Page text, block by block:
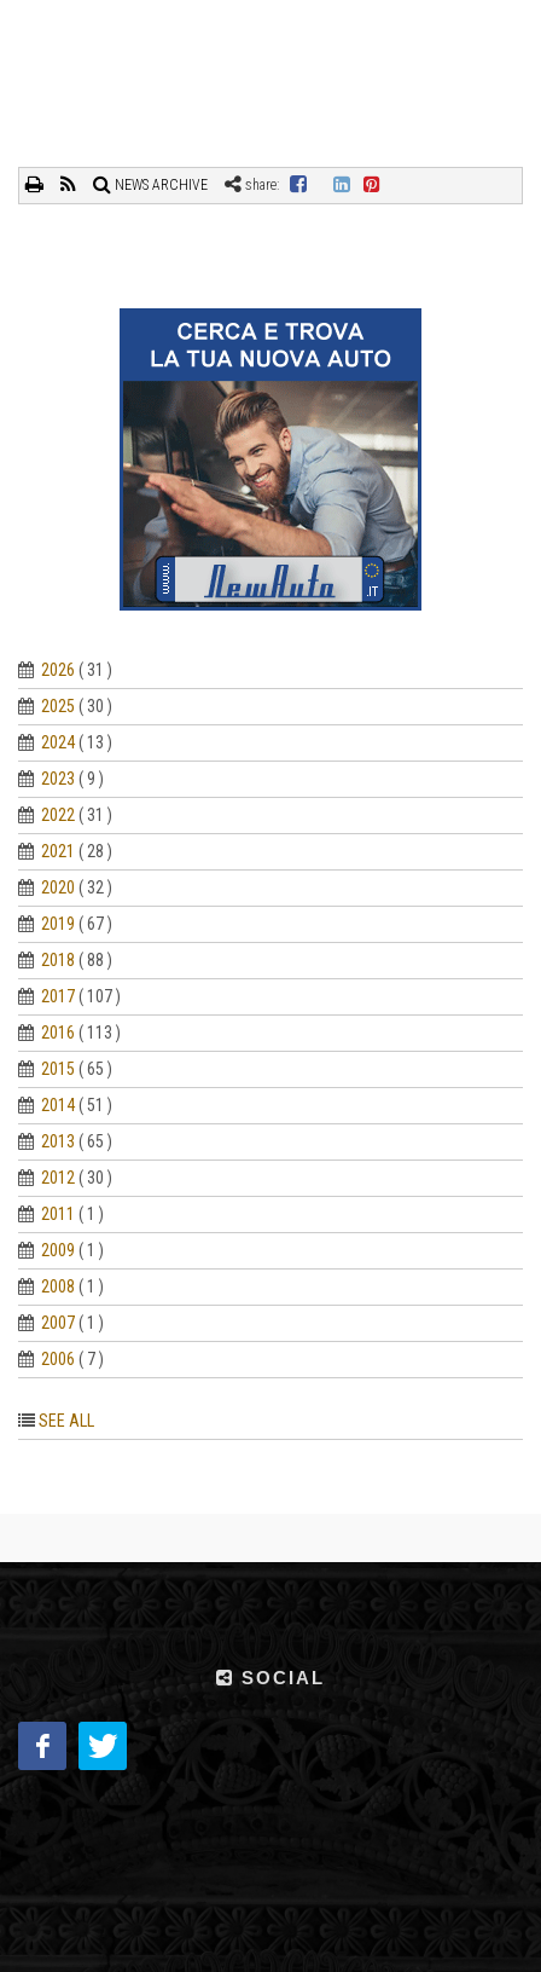
NEWS ARCHIVE share:
2026 ( 31 )
2025 ( 30 )
2024( 13 )
2023 ( 9 )
2022 ( 31 )
2021 ( 28 )
2020 ( 32 )
2019 ( 67 )
2018 ( 88 )
2017( 107 )
2016 ( 113 )
2015 ( 65 )
2014( 51 )
2013 ( 65 )
2012 ( 30 )
2011 ( 1 )
2009 ( 1 )
2008 ( 1 )
2007( 1 )
2006 ( 7 )
SEE ALL
SOCIAL